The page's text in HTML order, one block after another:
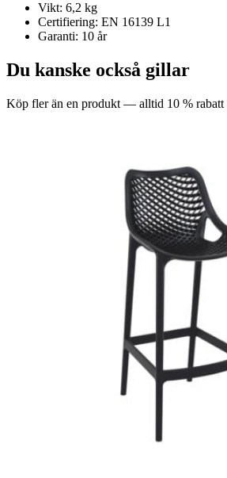
Vikt: 6,2 kg
Certifiering: EN 16139 L1
Garanti: 10 år
Du kanske också gillar
Köp fler än en produkt — alltid 10 % rabatt